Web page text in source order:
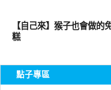
【自己來】猴子也會做的
糕
點子專區